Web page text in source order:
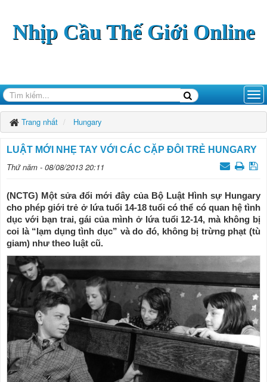
Nhịp Cầu Thế Giới Online
Trang nhất Hungary
LUẬT MỚI NHẸ TAY VỚI CÁC CẶP ĐÔI TRẺ HUNGARY
Thứ năm - 08/08/2013 20:11
(NCTG) Một sửa đổi mới đây của Bộ Luật Hình sự Hungary
cho phép giới trẻ ở lứa tuổi 14-18 tuổi có thể có quan hệ tình
dục với bạn trai, gái của mình ở lứa tuổi 12-14, mà không bị
coi là “lạm dụng tình dục” và do đó, không bị trừng phạt (tù
giam) như theo luật cũ.